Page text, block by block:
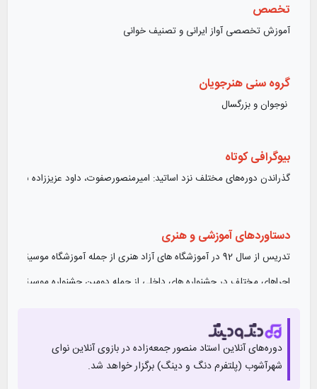
تخصص
آموزش تخصصی آواز ایرانی و تصنیف خوانی
گروه سنی هنرجویان
نوجوان و بزرگسال
بیوگرافی کوتاه
گذراندن دوره‌های مختلف نزد اساتید: امیرمنصورصفوت، داود عزیززاده سلفژ
دستاورد‌های آموزشی و هنری
تدریس از سال 92 در آموزشگاه های آزاد هنری از جمله آموزشگاه موسیقی تاج با مدیریت وحید تاج و آموزشگاه موسیقی راح روح با مدیریت علی بهرامی فرد.
اجراهای مختلف در جشنواره های داخلی از جمله دومین جشنواره موسیقی
انتشار آلبوم فریاد هجران
عضو خانه موسیقی ایران
دوره‌های آنلاین استادمنصور جمعه‌زادهدر بازوی آنلاین‌ نوای
شهرآشوب (پلتفرم دنگ و دینگ) برگزار خواهد شد.